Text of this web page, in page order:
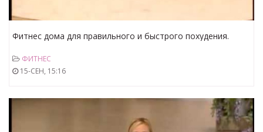
Фитнес дома для правильного и быстрого похудения.
ФИТНЕС
15-СЕН, 15:16